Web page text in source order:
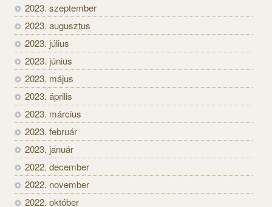
2023. szeptember
2023. augusztus
2023. július
2023. június
2023. május
2023. április
2023. március
2023. február
2023. január
2022. december
2022. november
2022. október